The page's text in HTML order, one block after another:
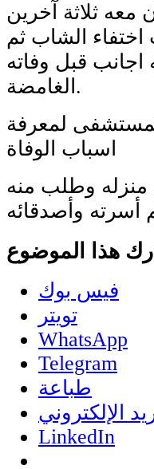
ثلاثة آخرين
الشاب ثم
اجانب قبل وفاته
الغامضة.
لمعرفة
اسباب الوفاة
منزله وطلب منه
وأصدقائه
فيس بوك
تويتر
WhatsApp
Telegram
طباعة
الإلكتروني
LinkedIn